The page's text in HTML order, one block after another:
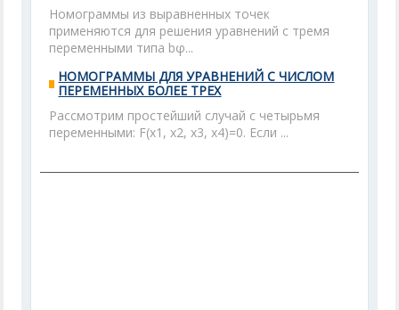
Номограммы из выравненных точек
применяются для решения уравнений с тремя
переменными типа bφ...
НОМОГРАММЫ ДЛЯ УРАВНЕНИЙ С ЧИСЛОМ
ПЕРЕМЕННЫХ БОЛЕЕ ТРЕХ
Рассмотрим простейший случай с четырьмя
переменными: F(x1, х2, х3, x4)=0. Если ...